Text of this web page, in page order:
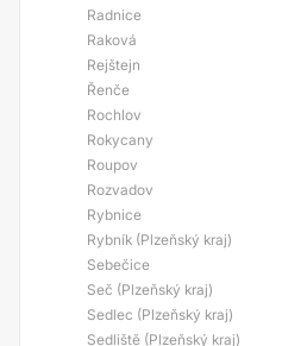
Radnice
Raková
Rejštejn
Řenče
Rochlov
Rokycany
Roupov
Rozvadov
Rybnice
Rybník (Plzeňský kraj)
Sebečice
Seč (Plzeňský kraj)
Sedlec (Plzeňský kraj)
Sedliště (Plzeňský kraj)